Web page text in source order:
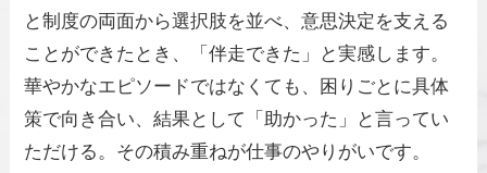
と制度の両面から選択肢を並べ、意思決定を支える
ことができたとき、「伴走できた」と実感します。
華やかなエピソードではなくても、困りごとに具体
策で向き合い、結果として「助かった」と言ってい
ただける。その積み重ねが仕事のやりがいです。